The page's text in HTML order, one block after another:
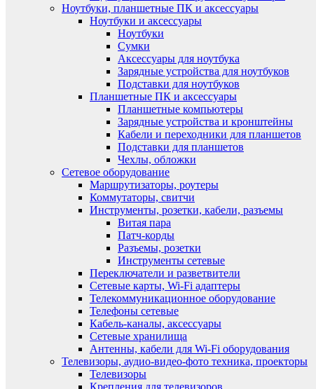
Ноутбуки, планшетные ПК и аксессуары
Ноутбуки и аксессуары
Ноутбуки
Сумки
Аксессуары для ноутбука
Зарядные устройства для ноутбуков
Подставки для ноутбуков
Планшетные ПК и аксессуары
Планшетные компьютеры
Зарядные устройства и кронштейны
Кабели и переходники для планшетов
Подставки для планшетов
Чехлы, обложки
Сетевое оборудование
Маршрутизаторы, роутеры
Коммутаторы, свитчи
Инструменты, розетки, кабели, разъемы
Витая пара
Патч-корды
Разъемы, розетки
Инструменты сетевые
Переключатели и разветвители
Сетевые карты, Wi-Fi адаптеры
Телекоммуникационное оборудование
Телефоны сетевые
Кабель-каналы, аксессуары
Сетевые хранилища
Антенны, кабели для Wi-Fi оборудования
Телевизоры, аудио-видео-фото техника, проекторы
Телевизоры
Крепления для телевизоров